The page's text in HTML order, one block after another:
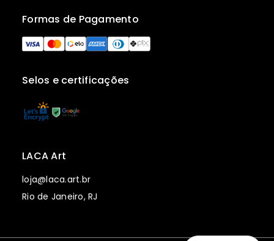
Selos e certificações
Formas de Pagamento
LACA Art
loja@laca.art.br
Rio de Janeiro, RJ